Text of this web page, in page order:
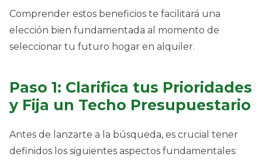
Comprender estos beneficios te facilitará una
elección bien fundamentada al momento de
seleccionar tu futuro hogar en alquiler.
Paso 1: Clarifica tus Prioridades
y Fija un Techo Presupuestario
Antes de lanzarte a la búsqueda, es crucial tener
definidos los siguientes aspectos fundamentales: